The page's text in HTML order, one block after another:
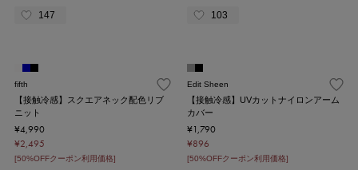
147 103
fifth
【接触冷感】スクエアネック配色リブ
ニット
¥4,990
¥2,495
[50%OFFクーポン利用価格]
Edit Sheen
【接触冷感】UVカットナイロンアーム
カバー
¥1,790
¥896
[50%OFFクーポン利用価格]